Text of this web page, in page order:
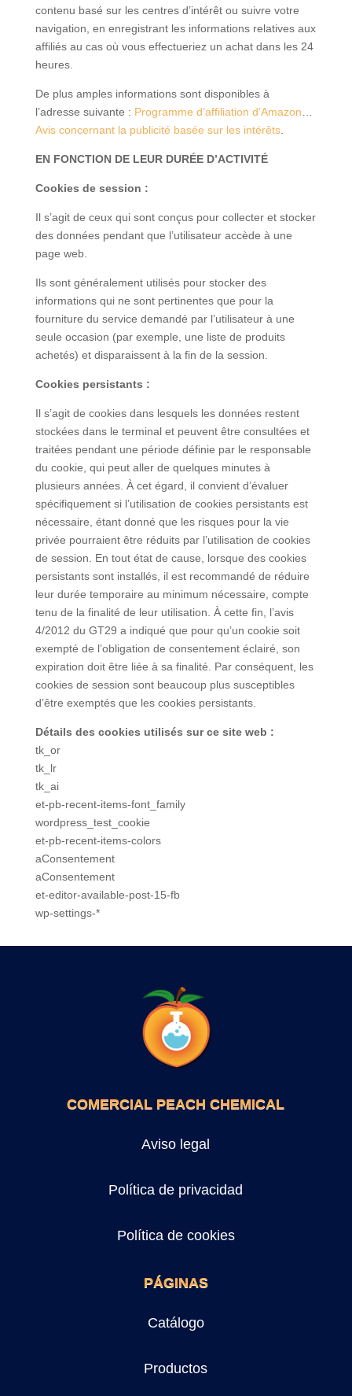
contenu basé sur les centres d’intérêt ou suivre votre
navigation, en enregistrant les informations relatives aux
affiliés au cas où vous effectueriez un achat dans les 24
heures.
De plus amples informations sont disponibles à
l’adresse suivante : Programme d’affiliation d’Amazon…
Avis concernant la publicité basée sur les intérêts.
EN FONCTION DE LEUR DURÉE D’ACTIVITÉ
Cookies de session :
Il s’agit de ceux qui sont conçus pour collecter et stocker
des données pendant que l’utilisateur accède à une
page web.
Ils sont généralement utilisés pour stocker des
informations qui ne sont pertinentes que pour la
fourniture du service demandé par l’utilisateur à une
seule occasion (par exemple, une liste de produits
achetés) et disparaissent à la fin de la session.
Cookies persistants :
Il s’agit de cookies dans lesquels les données restent
stockées dans le terminal et peuvent être consultées et
traitées pendant une période définie par le responsable
du cookie, qui peut aller de quelques minutes à
plusieurs années. À cet égard, il convient d’évaluer
spécifiquement si l’utilisation de cookies persistants est
nécessaire, étant donné que les risques pour la vie
privée pourraient être réduits par l’utilisation de cookies
de session. En tout état de cause, lorsque des cookies
persistants sont installés, il est recommandé de réduire
leur durée temporaire au minimum nécessaire, compte
tenu de la finalité de leur utilisation. À cette fin, l’avis
4/2012 du GT29 a indiqué que pour qu’un cookie soit
exempté de l’obligation de consentement éclairé, son
expiration doit être liée à sa finalité. Par conséquent, les
cookies de session sont beaucoup plus susceptibles
d’être exemptés que les cookies persistants.
Détails des cookies utilisés sur ce site web :
tk_or
tk_lr
tk_ai
et-pb-recent-items-font_family
wordpress_test_cookie
et-pb-recent-items-colors
aConsentement
aConsentement
et-editor-available-post-15-fb
wp-settings-*
COMERCIAL PEACH CHEMICAL
Aviso legal
Política de privacidad
Política de cookies
PÁGINAS
Catálogo
Productos